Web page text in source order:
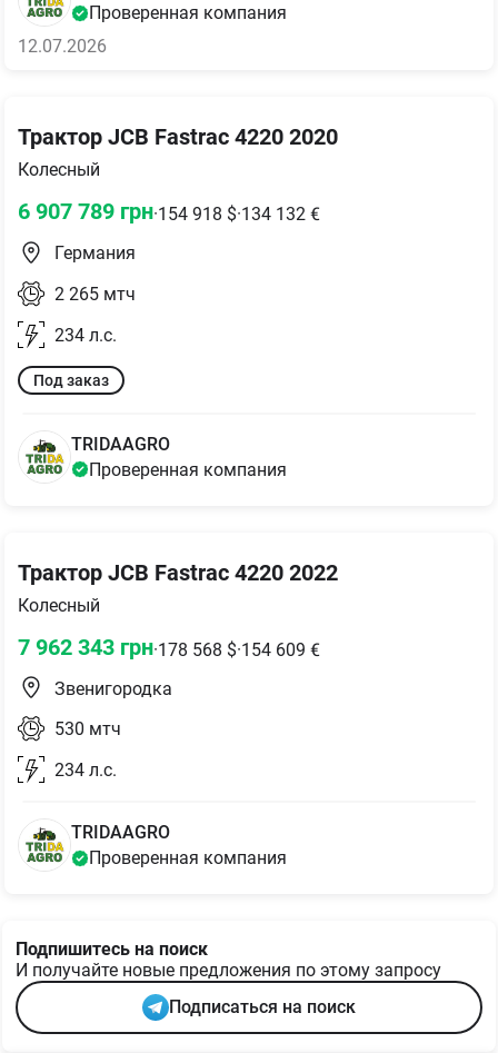
Проверенная компания
12.07.2026
Трактор JCB Fastrac 4220 2020
Колесный
6 907 789 грн·154 918 $·134 132 €
Германия
2 265 мтч
234 л.с.
Под заказ
TRIDAAGRO
Проверенная компания
Трактор JCB Fastrac 4220 2022
Колесный
7 962 343 грн·178 568 $·154 609 €
Звенигородка
530 мтч
234 л.с.
TRIDAAGRO
Проверенная компания
Подпишитесь на поиск
И получайте новые предложения по этому запросу
Подписаться на поиск